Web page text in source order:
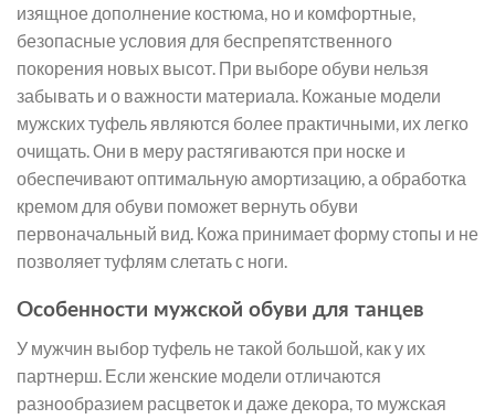
изящное дополнение костюма, но и комфортные,
безопасные условия для беспрепятственного
покорения новых высот. При выборе обуви нельзя
забывать и о важности материала. Кожаные модели
мужских туфель являются более практичными, их легко
очищать. Они в меру растягиваются при носке и
обеспечивают оптимальную амортизацию, а обработка
кремом для обуви поможет вернуть обуви
первоначальный вид. Кожа принимает форму стопы и не
позволяет туфлям слетать с ноги.
Особенности мужской обуви для танцев
У мужчин выбор туфель не такой большой, как у их
партнерш. Если женские модели отличаются
разнообразием расцветок и даже декора, то мужская